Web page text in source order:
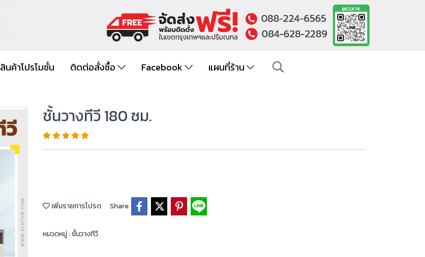
สินค้าโปรโมชั่น ติดต่อสั่งซื้อ Facebook แผนที่ร้าน
ชั้นวางทีวี 180 ซม.
เพิ่มรายการโปรด Share
หมวดหมู่ :ชั้นวางทีวี